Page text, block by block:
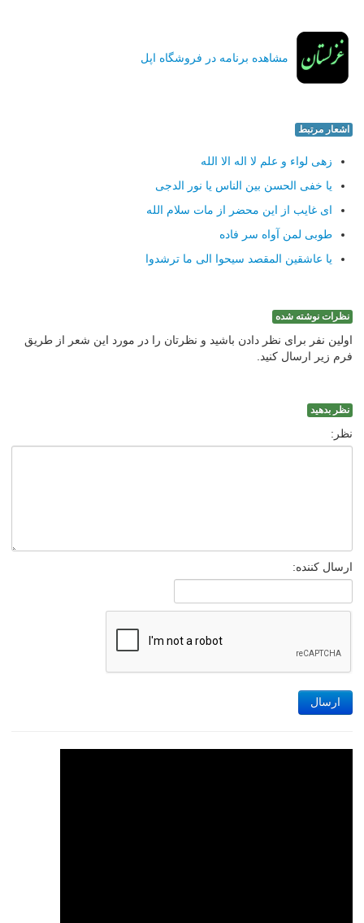
مشاهده برنامه در فروشگاه اپل
اشعار مرتبط
زهی لواء و علم لا اله الا الله
یا خفی الحسن بین الناس یا نور الدجی
ای غایب از این محضر از مات سلام الله
طوبی لمن آواه سر فاده
یا عاشقین المقصد سیحوا الی ما ترشدوا
نظرات نوشته شده
اولین نفر برای نظر دادن باشید و نظرتان را در مورد این شعر از طریق
فرم زیر ارسال کنید.
نظر بدهید
نظر:
ارسال کننده:
ارسال